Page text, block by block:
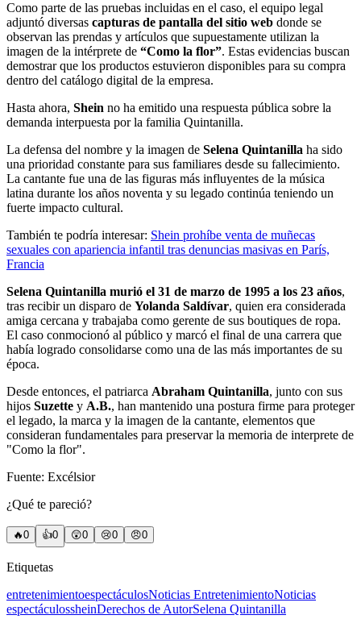
Como parte de las pruebas incluidas en el caso, el equipo legal
adjuntó diversas capturas de pantalla del sitio web donde se
observan las prendas y artículos que supuestamente utilizan la
imagen de la intérprete de “Como la flor”. Estas evidencias buscan
demostrar que los productos estuvieron disponibles para su compra
dentro del catálogo digital de la empresa.
Hasta ahora, Shein no ha emitido una respuesta pública sobre la
demanda interpuesta por la familia Quintanilla.
La defensa del nombre y la imagen de Selena Quintanilla ha sido
una prioridad constante para sus familiares desde su fallecimiento.
La cantante fue una de las figuras más influyentes de la música
latina durante los años noventa y su legado continúa teniendo un
fuerte impacto cultural.
También te podría interesar: Shein prohíbe venta de muñecas
sexuales con apariencia infantil tras denuncias masivas en París,
Francia
Selena Quintanilla murió el 31 de marzo de 1995 a los 23 años,
tras recibir un disparo de Yolanda Saldívar, quien era considerada
amiga cercana y trabajaba como gerente de sus boutiques de ropa.
El caso conmocionó al público y marcó el final de una carrera que
había logrado consolidarse como una de las más importantes de su
época.
Desde entonces, el patriarca Abraham Quintanilla, junto con sus
hijos Suzette y A.B., han mantenido una postura firme para proteger
el legado, la marca y la imagen de la cantante, elementos que
consideran fundamentales para preservar la memoria de interprete de
"Como la flor".
Fuente: Excélsior
¿Qué te pareció?
🔥0 👍0 😲0 😢0 😠0
Etiquetas
entretenimientoespectáculosNoticias EntretenimientoNoticias
espectáculossheinDerechos de AutorSelena Quintanilla